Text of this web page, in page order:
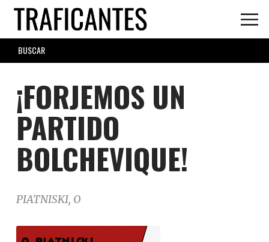
Skip
main
content
SEARCH
FORM
¡FORJEMOS UN
PARTIDO
BOLCHEVIQUE!
PIATNISKI, O